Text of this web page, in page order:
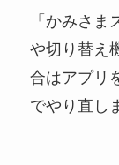
「かみさ
や切り替え
合はアプリ
でやり直し